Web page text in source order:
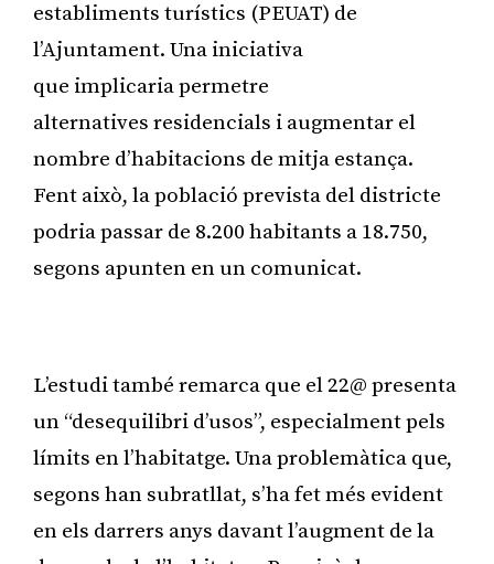
establiments turístics (PEUAT) de
l’Ajuntament. Una iniciativa
que implicaria permetre
alternatives residencials i augmentar el
nombre d’habitacions de mitja estança.
Fent això, la població prevista del districte
podria passar de 8.200 habitants a 18.750,
segons apunten en un comunicat.
L’estudi també remarca que el 22@ presenta
un “desequilibri d’usos”, especialment pels
límits en l’habitatge. Una problemàtica que,
segons han subratllat, s’ha fet més evident
en els darrers anys davant l’augment de la